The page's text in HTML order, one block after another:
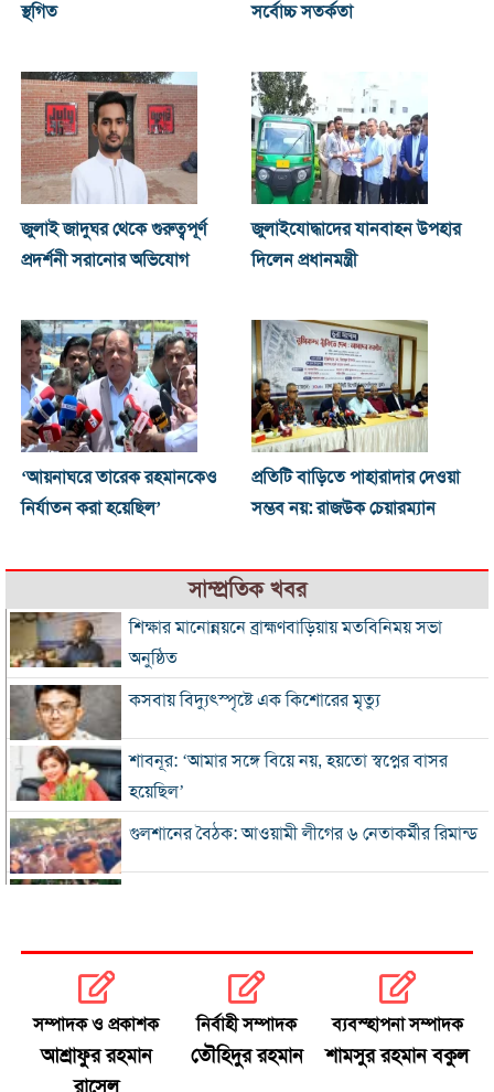
স্থগিত
সর্বোচ্চ সতর্কতা
জুলাই জাদুঘর থেকে গুরুত্বপূর্ণ
প্রদর্শনী সরানোর অভিযোগ
জুলাইযোদ্ধাদের যানবাহন উপহার
দিলেন প্রধানমন্ত্রী
‘আয়নাঘরে তারেক রহমানকেও
নির্যাতন করা হয়েছিল’
প্রতিটি বাড়িতে পাহারাদার দেওয়া
সম্ভব নয়: রাজউক চেয়ারম্যান
সাম্প্রতিক খবর
শিক্ষার মানোন্নয়নে ব্রাহ্মণবাড়িয়ায় মতবিনিময় সভা
অনুষ্ঠিত
কসবায় বিদ্যুৎস্পৃষ্টে এক কিশোরের মৃত্যু
শাবনূর: ‘আমার সঙ্গে বিয়ে নয়, হয়তো স্বপ্নের বাসর
হয়েছিল’
গুলশানের বৈঠক: আওয়ামী লীগের ৬ নেতাকর্মীর রিমান্ড
গ্যাস-বিদ্যুৎ সংকটে শিল্প, ঋণের সুদ মওকুফ চায়
বিএনপি নেতা আজাদের দলীয় পদ স্থগিত
সম্পাদক ও প্রকাশক
আশ্রাফুর রহমান
রাসেল
নির্বাহী সম্পাদক
তৌহিদুর রহমান
ব্যবস্হাপনা সম্পাদক
শামসুর রহমান বকুল